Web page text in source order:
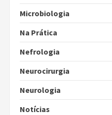
Microbiologia
Na Prática
Nefrologia
Neurocirurgia
Neurologia
Notícias